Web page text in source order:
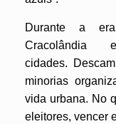
Durante a
cidades.
minorias
vida urbana. No
eleitores, vencer